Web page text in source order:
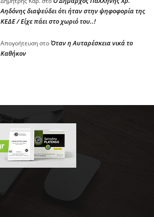
Αηδόνης διαψεύδει ότι ήταν στην ψηφοφορία της
ΚΕΔΕ / Είχε πάει στο χωριό του..!
ΑπογοήτευσηστοΌταν η Αυταρέσκεια νικά το
Καθήκον